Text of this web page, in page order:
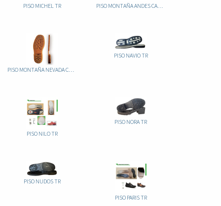
PISO MICHEL TR PISO MONTAÑA ANDES CAUCHO
PISO MONTAÑA NEVADA CAUCHO
PISO NAVIO TR
PISO NILO TR
PISO NORA TR
PISO NUDOS TR
PISO PARIS TR